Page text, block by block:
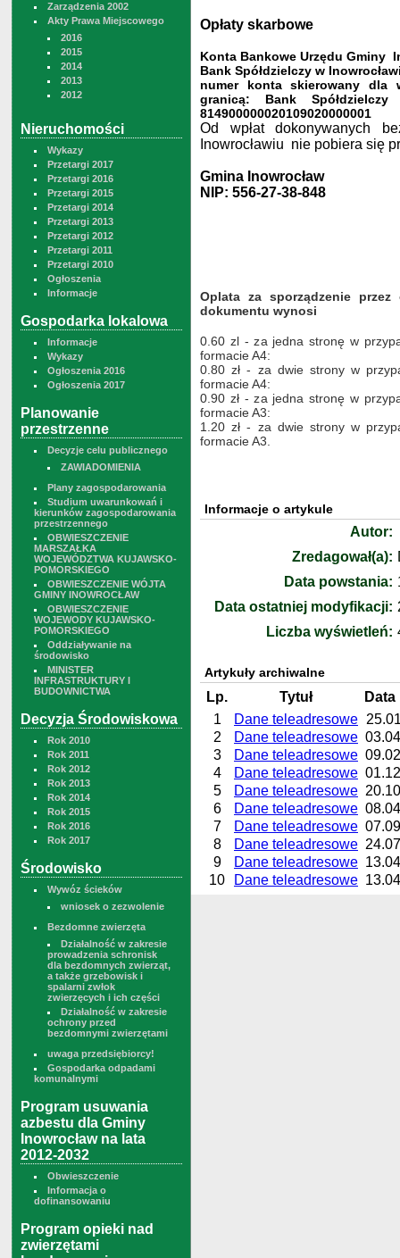
Zarządzenia 2002
Akty Prawa Miejscowego
2016
2015
2014
2013
2012
Nieruchomości
Wykazy
Przetargi 2017
Przetargi 2016
Przetargi 2015
Przetargi 2014
Przetargi 2013
Przetargi 2012
Przetargi 2011
Przetargi 2010
Ogłoszenia
Informacje
Gospodarka lokalowa
Informacje
Wykazy
Ogłoszenia 2016
Ogłoszenia 2017
Planowanie
przestrzenne
Decyzje celu publicznego
ZAWIADOMIENIA
Plany zagospodarowania
Studium uwarunkowań i
kierunków zagospodarowania
przestrzennego
OBWIESZCZENIE
MARSZAŁKA
WOJEWÓDZTWA KUJAWSKO-
POMORSKIEGO
OBWIESZCZENIE WÓJTA
GMINY INOWROCŁAW
OBWIESZCZENIE
WOJEWODY KUJAWSKO-
POMORSKIEGO
Oddziaływanie na
środowisko
MINISTER
INFRASTRUKTURY I
BUDOWNICTWA
Decyzja Środowiskowa
Rok 2010
Rok 2011
Rok 2012
Rok 2013
Rok 2014
Rok 2015
Rok 2016
Rok 2017
Środowisko
Wywóz ścieków
wniosek o zezwolenie
Bezdomne zwierzęta
Działalność w zakresie
prowadzenia schronisk
dla bezdomnych zwierząt,
a także grzebowisk i
spalarni zwłok
zwierzęcych i ich części
Działalność w zakresie
ochrony przed
bezdomnymi zwierzętami
uwaga przedsiębiorcy!
Gospodarka odpadami
komunalnymi
Program usuwania
azbestu dla Gminy
Inowrocław na lata
2012-2032
Obwieszczenie
Informacja o
dofinansowaniu
Program opieki nad
zwierzętami
Opłaty skarbowe
Konta Bankowe Urzędu Gminy
Bank Spółdzielczy w
numer konta skierowany dla
granicą: Bank Spółdzielczy
814900000020109020000001
Od wpłat dokonywanych
Inowrocławiu nie pobiera się
Gmina Inowrocław
NIP: 556-27-38-848
Oplata za sporządzenie
dokumentu wynosi
0.60 zl - za jedna stronę w
formacie A4:
0.80 zł - za dwie strony w
formacie A4:
0.90 zł - za jedna stronę w
formacie A3:
1.20 zł - za dwie strony w
formacie A3.
Informacje o artykule
Autor:
Zredagował(a):
Data powstania:
Data ostatniej modyfikacji:
Liczba wyświetleń:
Artykuły archiwalne
Lp. Tytuł
1
Dane teleadresowe
2
Dane teleadresowe
3
Dane teleadresowe
4
Dane teleadresowe
5
Dane teleadresowe
6
Dane teleadresowe
7
Dane teleadresowe
8
Dane teleadresowe
9
Dane teleadresowe
10
Dane teleadresowe